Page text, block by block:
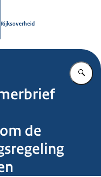
Rijksoverheid
de